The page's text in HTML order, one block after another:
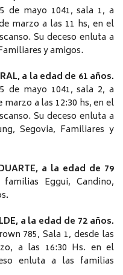
de mayo 1041, sala 1, a
marzo a las 11 hs, en el
Su deceso enluta a
y amigos.
a la edad de 61 años.
de mayo 1041, sala 2, a
a las 12:30 hs, en el
Su deceso enluta a
Segovia, Familiares y
a la edad de 79
Eggui, Candino,
.
a la edad de 72 años.
785, Sala 1, desde las
a las 16:30 Hs. en el
enluta a las familias